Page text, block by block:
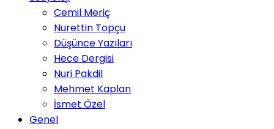
Cemil Meriç
Nurettin Topçu
Düşünce Yazıları
Hece Dergisi
Nuri Pakdil
Mehmet Kaplan
İsmet Özel
Genel